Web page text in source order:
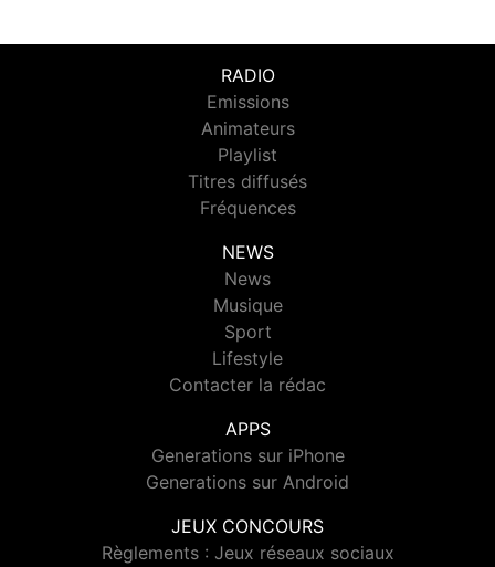
RADIO
Emissions
Animateurs
Playlist
Titres diffusés
Fréquences
NEWS
News
Musique
Sport
Lifestyle
Contacter la rédac
APPS
Generations sur iPhone
Generations sur Android
JEUX CONCOURS
Règlements : Jeux réseaux sociaux